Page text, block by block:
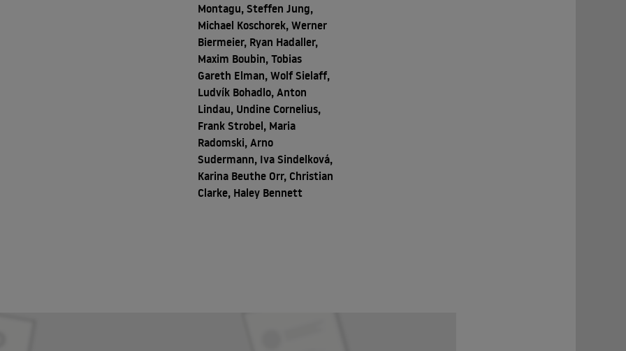
Montagu, Steffen Jung,
Michael Koschorek, Werner
Biermeier, Ryan Hadaller,
Maxim Boubin, Tobias
Gareth Elman, Wolf Sielaff,
Ludvík Bohadlo, Anton
Lindau, Undine Cornelius,
Frank Strobel, Maria
Radomski, Arno
Sudermann, Iva Sindelková,
Karina Beuthe Orr, Christian
Clarke, Haley Bennett